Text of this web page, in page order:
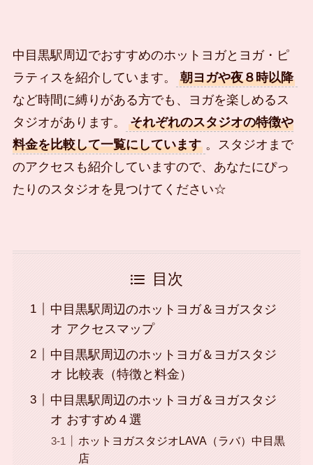
中目黒駅周辺でおすすめのホットヨガとヨガ・ピ
ラティスを紹介しています。
朝ヨガや夜８時以降
など時間に縛りがある方でも、ヨガを楽しめるス
タジオがあります。
それぞれのスタジオの特徴や
料金を比較して一覧にしています 。スタジオまで
のアクセスも紹介していますので、あなたにぴっ
たりのスタジオを見つけてください☆
目次
中目黒駅周辺のホットヨガ＆ヨガスタジ
オ アクセスマップ
中目黒駅周辺のホットヨガ＆ヨガスタジ
オ 比較表（特徴と料金）
中目黒駅周辺のホットヨガ＆ヨガスタジ
オ おすすめ４選
ホットヨガスタジオLAVA（ラバ）中目黒
店